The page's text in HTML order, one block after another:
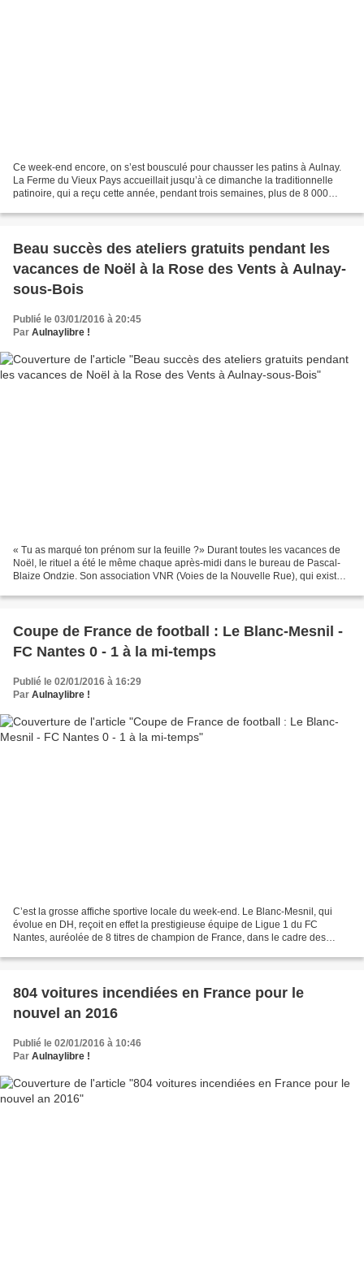
Ce week-end encore, on s’est bousculé pour chausser les patins à Aulnay.
La Ferme du Vieux Pays accueillait jusqu’à ce dimanche la traditionnelle
patinoire, qui a reçu cette année, pendant trois semaines, plus de 8 000
Beau succès des ateliers gratuits pendant les
vacances de Noël à la Rose des Vents à Aulnay-
sous-Bois
Publié le 03/01/2016 à 20:45
Par Aulnaylibre !
« Tu as marqué ton prénom sur la feuille ?» Durant toutes les vacances de
Noël, le rituel a été le même chaque après-midi dans le bureau de Pascal-
Blaize Ondzie. Son association VNR (Voies de la Nouvelle Rue), qui existe
Coupe de France de football : Le Blanc-Mesnil -
FC Nantes 0 - 1 à la mi-temps
Publié le 02/01/2016 à 16:29
Par Aulnaylibre !
C’est la grosse affiche sportive locale du week-end. Le Blanc-Mesnil, qui
évolue en DH, reçoit en effet la prestigieuse équipe de Ligue 1 du FC
Nantes, auréolée de 8 titres de champion de France, dans le cadre des
804 voitures incendiées en France pour le
nouvel an 2016
Publié le 02/01/2016 à 10:46
Par Aulnaylibre !